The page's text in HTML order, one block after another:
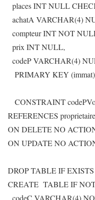
places INT NULL
achatA VARCHAR(4)
compteur INT NOT
prix INT NULL,
codeP VARCHAR(4)
PRIMARY KEY
CONSTRAINT
REFERENCES
ON DELETE NO
ON UPDATE NO
DROP TABLE IF EXISTS
CREATE TABLE IF
codeC VARCHAR(4)